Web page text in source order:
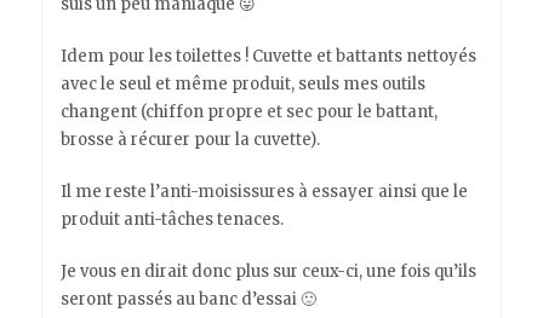
suis un peu maniaque 😛
Idem pour les toilettes ! Cuvette et battants nettoyés
avec le seul et même produit, seuls mes outils
changent (chiffon propre et sec pour le battant,
brosse à récurer pour la cuvette).
Il me reste l’anti-moisissures à essayer ainsi que le
produit anti-tâches tenaces.
Je vous en dirait donc plus sur ceux-ci, une fois qu’ils
seront passés au banc d’essai 🙂